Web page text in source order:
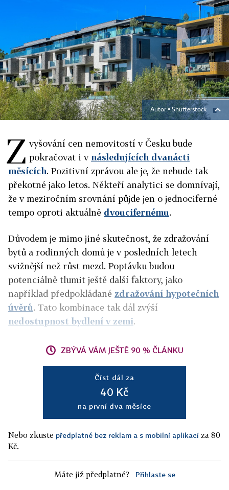
Autor ▪Shutterstock
Z vyšování cen nemovitostí v Česku bude
pokračovat i v následujících dvanácti
měsících. Pozitivní zprávou ale je, že nebude tak
překotné jako letos. Někteří analytici se domnívají,
že v meziročním srovnání půjde jen o jednociferné
tempo oproti aktuálně dvoucifernému.
Důvodem je mimo jiné skutečnost, že zdražování
bytů a rodinných domů je v posledních letech
svižnější než růst mezd. Poptávku budou
potenciálně tlumit ještě další faktory, jako
například předpokládané zdražování hypotečních
úvěrů. Tato kombinace tak dál zvýší
nedostupnost bydlení v zemi.
ZBÝVÁ VÁM JEŠTĚ 90 % ČLÁNKU
Číst dál za
40 Kč
na první dva měsíce
Nebo zkuste předplatné bez reklam a s mobilní aplikací za 80
Kč.
Máte již předplatné? Přihlaste se